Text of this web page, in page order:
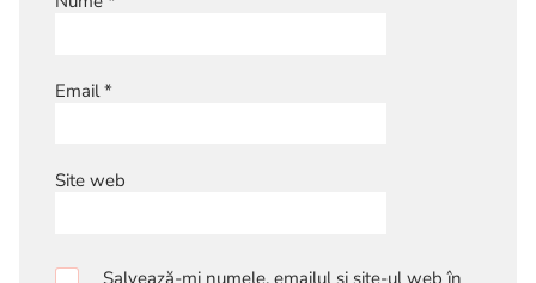
Email*
Site web
Salvează-mi numele, emailul și site-ul web în